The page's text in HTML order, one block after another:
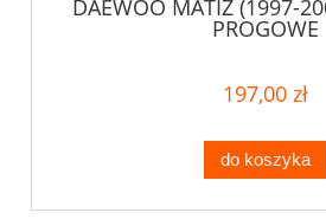
DAEWOO MATIZ (1997-
PROGOWE
197,00 zł
do koszyka